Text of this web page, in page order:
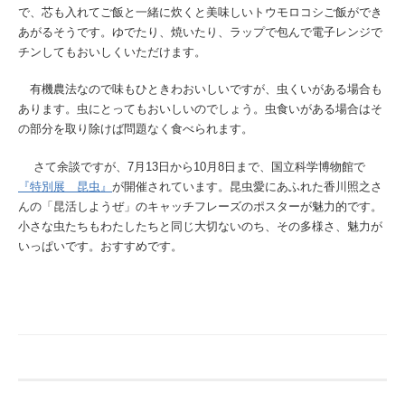
で、芯も入れてご飯と一緒に炊くと美味しいトウモロコシご飯ができ
あがるそうです。ゆでたり、焼いたり、ラップで包んで電子レンジで
チンしてもおいしくいただけます。
有機農法なので味もひときわおいしいですが、虫くいがある場合も
あります。虫にとってもおいしいのでしょう。虫食いがある場合はそ
の部分を取り除けば問題なく食べられます。
さて余談ですが、7月13日から10月8日まで、国立科学博物館で
『特別展 昆虫』 が開催されています。昆虫愛にあふれた香川照之さ
んの「昆活しようぜ」のキャッチフレーズのポスターが魅力的です。
小さな虫たちもわたしたちと同じ大切ないのち、その多様さ、魅力が
いっぱいです。おすすめです。